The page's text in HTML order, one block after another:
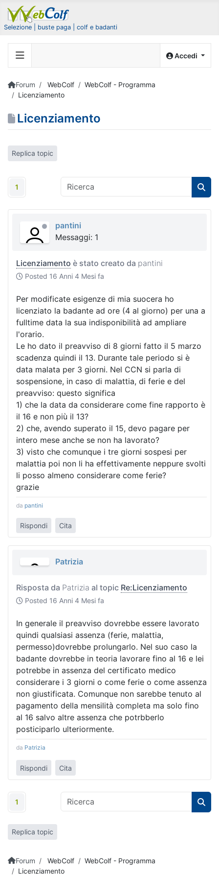
Selezione | buste paga | colf e badanti
Accedi
Forum WebColf
WebColf - Programma
Licenziamento
Licenziamento
Replica topic
1
pantini
Messaggi: 1
Licenziamento è stato creato da pantini
Posted 16 Anni 4 Mesi fa
Per modificate esigenze di mia suocera ho
licenziato la badante ad ore (4 al giorno) per una a
fulltime data la sua indisponibilità ad ampliare
l'orario.
Le ho dato il preavviso di 8 giorni fatto il 5 marzo
scadenza quindi il 13. Durante tale periodo si è
data malata per 3 giorni. Nel CCN si parla di
sospensione, in caso di malattia, di ferie e del
preavviso: questo significa
1) che la data da considerare come fine rapporto è
il 16 e non più il 13?
2) che, avendo superato il 15, devo pagare per
intero mese anche se non ha lavorato?
3) visto che comunque i tre giorni sospesi per
malattia poi non li ha effettivamente neppure svolti
li posso almeno considerare come ferie?
grazie
da pantini
Rispondi Cita
Patrizia
Risposta da Patrizia al topic Re:Licenziamento
Posted 16 Anni 4 Mesi fa
In generale il preavviso dovrebbe essere lavorato
quindi qualsiasi assenza (ferie, malattia,
permesso)dovrebbe prolungarlo. Nel suo caso la
badante dovrebbe in teoria lavorare fino al 16 e lei
potrebbe in assenza del certificato medico
considerare i 3 giorni o come ferie o come assenza
non giustificata. Comunque non sarebbe tenuto al
pagamento della mensilità completa ma solo fino
al 16 salvo altre assenza che potrbberlo
posticiparlo ulteriormente.
da Patrizia
Rispondi Cita
1
Replica topic
Forum WebColf
WebColf - Programma
Licenziamento